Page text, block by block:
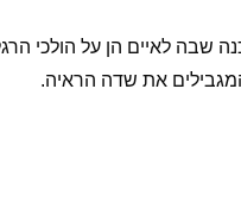
לאיים הן על הולכי
את שדה הראיה.